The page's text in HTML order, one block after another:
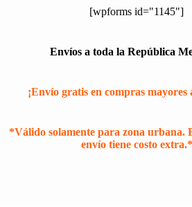
[wpforms id="1145"]
Envíos a toda la República
¡Envío gratis en compras mayores
*Válido solamente para zona urbana.
envío tiene costo extra.*